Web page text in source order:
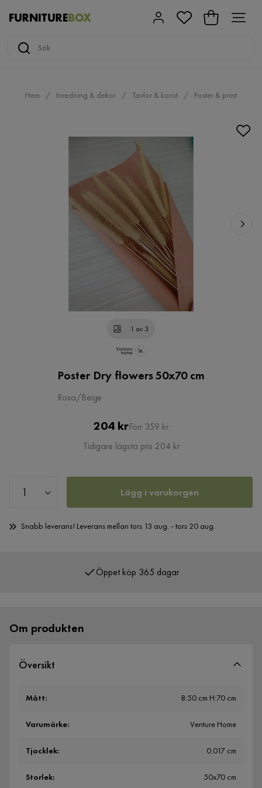
Hem Inredning & dekor Tavlor & konst Poster & print
1 av 3
Poster Dry flowers 50x70 cm
Rosa/Beige
Pris
204 krOriginal
Pris
Förr 359 kr
Tidigare lägsta pris 204 kr
Lägg i varukorgen
Snabb leverans! Leverans mellan tors 13 aug. - tors 20 aug.
Över 400 000 nöjda kunder
Om produkten
Översikt
Mått: B:50 cm H:70 cm
Varumärke: Venture Home
Tjocklek: 0.017 cm
Storlek: 50x70 cm